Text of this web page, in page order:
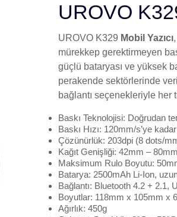
UROVO
UROVO K329 Mobil Yazıcı
mürekkep gerektirmeyen
güçlü bataryası ve yüksek
perakende sektörlerinde
bağlantı seçenekleriyle her
Baskı Teknolojisi: Doğrudan
Baskı Hızı: 120mm/s’ye kadar
Çözünürlük: 203dpi (8 dots/
Kağıt Genişliği: 42mm – 80mm
Maksimum Rulo Boyutu:
Batarya: 2500mAh Li-Ion,
Bağlantı: Bluetooth 4.2 + 2.1,
Boyutlar: 118mm x 105mm x
Ağırlık: 450g